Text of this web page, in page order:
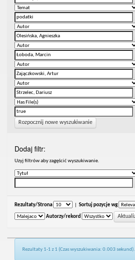
Rozpocznij nowe wyszukiwanie
Dodaj filtr:
Uzyj filtrów aby zagęścić wyszukiwanie.
Rezultaty/Strona Sortuj pozycje wg
Autorzy/rekord
Rezultaty 1-1 z 1 (Czas wyszukiwania: 0.003 sekund).